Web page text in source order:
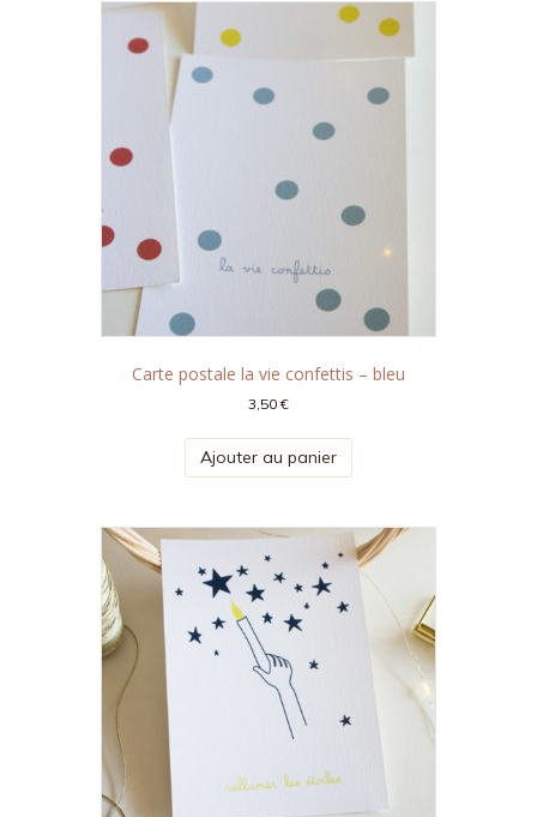
Carte postale la vie confettis – bleu
3,50€
Ajouter au panier